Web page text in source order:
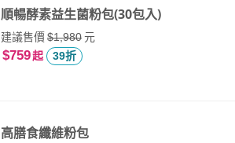
順暢酵素益生菌粉包(30包入)
建議售價$1,980元
$759起 39折
高膳食纖維粉包